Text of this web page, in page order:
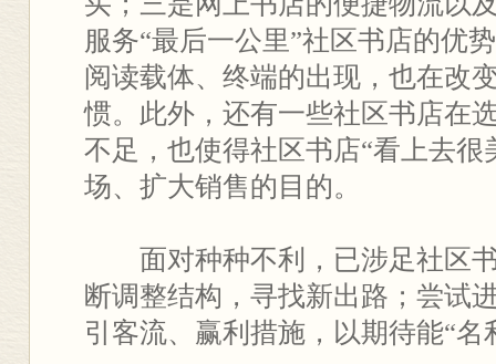
服务“最后一公里”社区书店的优
阅读载体、终端的出现，也在改
惯。此外，还有一些社区书店在
不足，也使得社区书店“看上去很
场、扩大销售的目的。
面对种种不利，已涉足社区书
断调整结构，寻找新出路；尝试
引客流、赢利措施，以期待能“名